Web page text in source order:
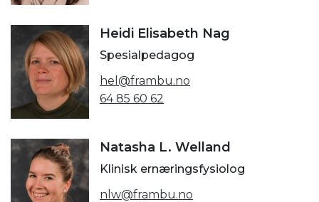
Heidi Elisabeth Nag
Spesialpedagog
hel@frambu.no
64 85 60 62
Natasha L. Welland
Klinisk ernæringsfysiolog
nlw@frambu.no